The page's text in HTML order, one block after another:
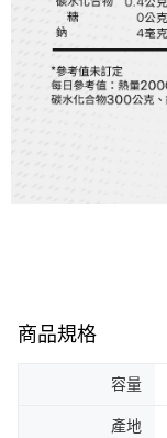
商品規格
容量
產地